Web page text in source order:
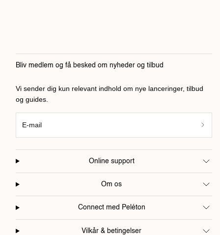
Bliv medlem og få besked om nyheder og tilbud
Vi sender dig kun relevant indhold om nye lanceringer, tilbud
og guides.
E-mail
Online support
Om os
Connect med Peléton
Vilkår & betingelser